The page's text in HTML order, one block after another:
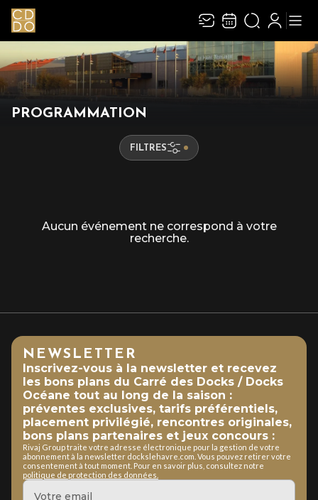
PROGRAMMATION
FILTRES
Aucun événement ne correspond à votre
recherche.
NEWSLETTER
Inscrivez-vous à la newsletter et recevez
les bons plans du Carré des Docks / Docks
Océane tout au long de la saison :
préventes exclusives, tarifs préférentiels,
placement privilégié, rencontres originales,
bons plans partenaires et jeux concours :
Rivaj Group traite votre adresse électronique pour la gestion de votre
abonnement à la newsletter dockslehavre.com. Vous pouvez retirer votre
consentement à tout moment. Pour en savoir plus, consultez notre
politique de protection des données.